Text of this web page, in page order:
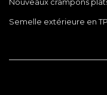
Semelle extérieure en